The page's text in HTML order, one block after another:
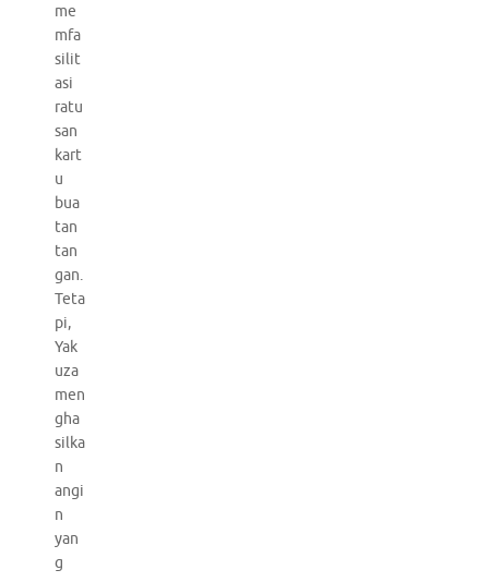
me
mfa
silit
asi
ratu
san
kart
u
bua
tan
tan
gan.
Teta
pi,
Yak
uza
men
gha
silka
n
angi
n
yan
g